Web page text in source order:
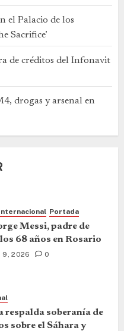
el Palacio de los
Sacrifice’
de créditos del Infonavit
drogas y arsenal en
Portada
Messi, padre de
68 años en Rosario
9, 2026 0
respalda soberanía de
sobre el Sáhara y